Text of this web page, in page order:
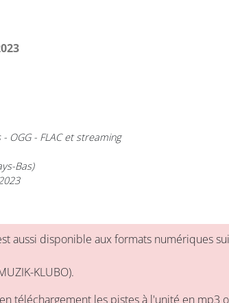
OGG - FLAC et streaming
Bas)
aussi disponible aux formats numériques
KLUBO).
téléchargement les pistes à l'unité en mp3